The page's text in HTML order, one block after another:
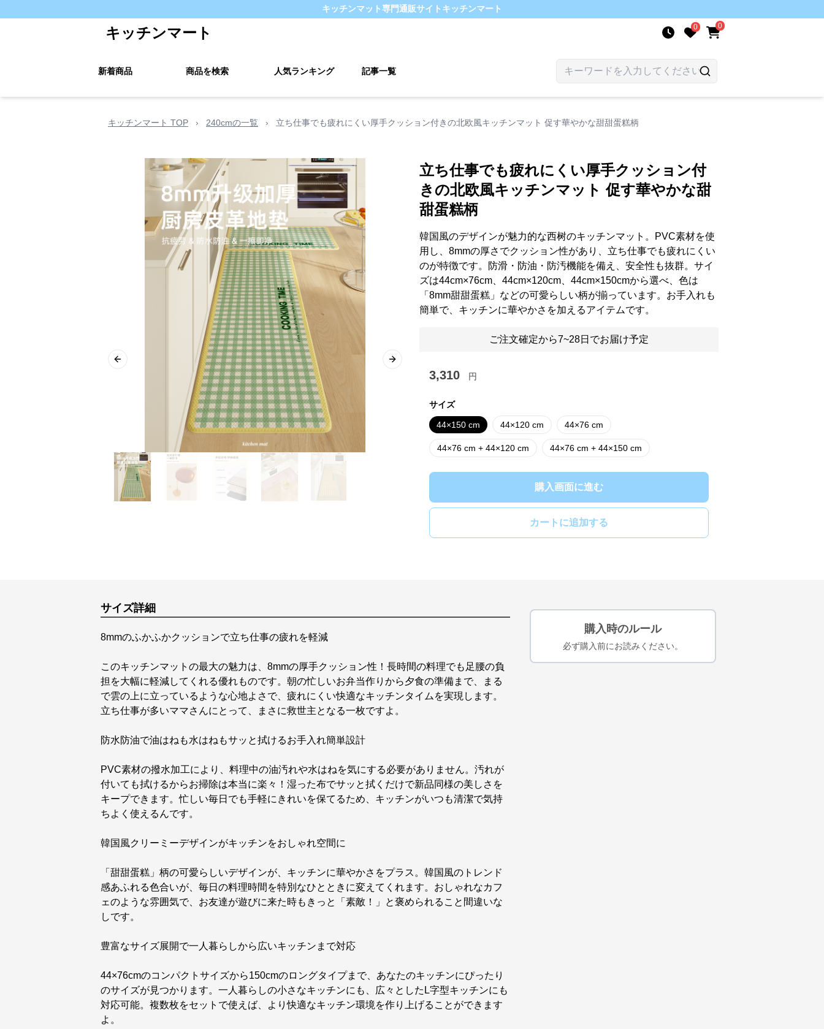
キッチンマット専門通販サイト キッチンマート
キッチンマート 0 0
新着商品 商品を検索 人気ランキング 記事一覧
キッチンマート TOP › 240cmの一覧 › 立ち仕事でも疲れにくい厚手クッション付きの北欧風キッチンマット 促す華やかな甜甜蛋糕柄
Previous slide Next slide
立ち仕事でも疲れにくい厚手クッション付
きの北欧風キッチンマット 促す華やかな甜
甜蛋糕柄
韓国風のデザインが魅力的な西树のキッチンマット。PVC素材を使
用し、8mmの厚さでクッション性があり、立ち仕事でも疲れにくい
のが特徴です。防滑・防油・防汚機能を備え、安全性も抜群。サイ
ズは44cm×76cm、44cm×120cm、44cm×150cmから選べ、色は
「8mm甜甜蛋糕」などの可愛らしい柄が揃っています。お手入れも
簡単で、キッチンに華やかさを加えるアイテムです。
ご注文確定から7~28日でお届け予定
3,310 円
サイズ
44×150 cm 44×120 cm 44×76 cm
44×76 cm + 44×120 cm 44×76 cm + 44×150 cm
購入画面に進む
カートに追加する
サイズ詳細
8mmのふかふかクッションで立ち仕事の疲れを軽減
このキッチンマットの最大の魅力は、8mmの厚手クッション性！長時間の料理でも足腰の負
担を大幅に軽減してくれる優れものです。朝の忙しいお弁当作りから夕食の準備まで、まる
で雲の上に立っているような心地よさで、疲れにくい快適なキッチンタイムを実現します。
立ち仕事が多いママさんにとって、まさに救世主となる一枚ですよ。
防水防油で油はねも水はねもサッと拭けるお手入れ簡単設計
PVC素材の撥水加工により、料理中の油汚れや水はねを気にする必要がありません。汚れが
付いても拭けるからお掃除は本当に楽々！湿った布でサッと拭くだけで新品同様の美しさを
キープできます。忙しい毎日でも手軽にきれいを保てるため、キッチンがいつも清潔で気持
ちよく使えるんです。
韓国風クリーミーデザインがキッチンをおしゃれ空間に
「甜甜蛋糕」柄の可愛らしいデザインが、キッチンに華やかさをプラス。韓国風のトレンド
感あふれる色合いが、毎日の料理時間を特別なひとときに変えてくれます。おしゃれなカフ
ェのような雰囲気で、お友達が遊びに来た時もきっと「素敵！」と褒められること間違いな
しです。
豊富なサイズ展開で一人暮らしから広いキッチンまで対応
44×76cmのコンパクトサイズから150cmのロングタイプまで、あなたのキッチンにぴったり
のサイズが見つかります。一人暮らしの小さなキッチンにも、広々としたL字型キッチンにも
対応可能。複数枚をセットで使えば、より快適なキッチン環境を作り上げることができます
よ。
購入時のルール
必ず購入前にお読みください。